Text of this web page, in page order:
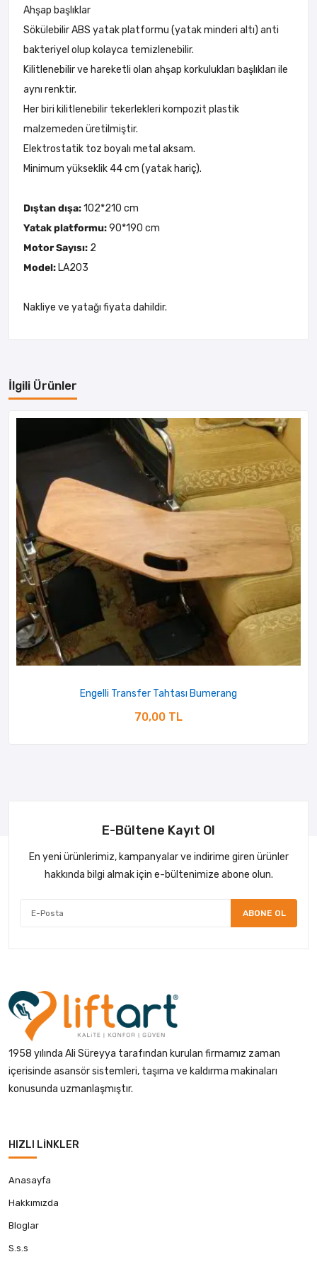
Ahşap başlıklar
Sökülebilir ABS yatak platformu (yatak minderi altı) anti
bakteriyel olup kolayca temizlenebilir.
Kilitlenebilir ve hareketli olan ahşap korkulukları başlıkları ile
aynı renktir.
Her biri kilitlenebilir tekerlekleri kompozit plastik
malzemeden üretilmiştir.
Elektrostatik toz boyalı metal aksam.
Minimum yükseklik 44 cm (yatak hariç).
Dıştan dışa:102*210 cm
Yatak platformu:90*190 cm
Motor Sayısı: 2
Model: LA203
Nakliye ve yatağı fiyata dahildir.
İlgili Ürünler
Engelli Transfer Tahtası Bumerang
70,00 TL
E-Bültene Kayıt Ol
En yeni ürünlerimiz, kampanyalar ve indirime giren ürünler
hakkında bilgi almak için e-bültenimize abone olun.
ABONE OL
1958 yılında Ali Süreyya tarafından kurulan firmamız zaman
içerisinde asansör sistemleri, taşıma ve kaldırma makinaları
konusunda uzmanlaşmıştır.
HIZLI LINKLER
Anasayfa
Hakkımızda
Bloglar
S.s.s